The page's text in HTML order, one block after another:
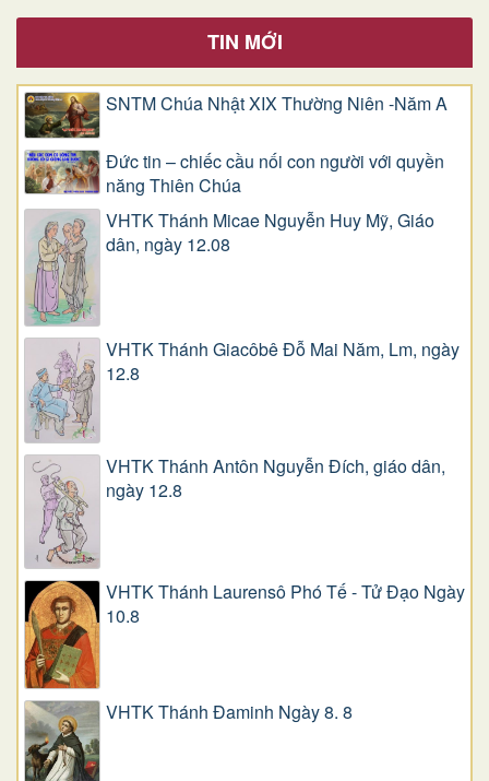
TIN MỚI
SNTM Chúa Nhật XIX Thường Niên -Năm A
Đức tin – chiếc cầu nối con người với quyền
năng Thiên Chúa
VHTK Thánh Micae Nguyễn Huy Mỹ, Giáo
dân, ngày 12.08
VHTK Thánh Giacôbê Ðỗ Mai Năm, Lm, ngày
12.8
VHTK Thánh Antôn Nguyễn Ðích, giáo dân,
ngày 12.8
VHTK Thánh Laurensô Phó Tế - Tử Đạo Ngày
10.8
VHTK Thánh Đaminh Ngày 8. 8